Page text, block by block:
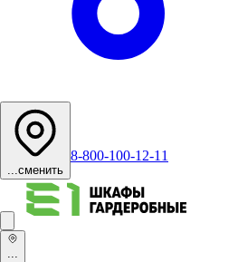
...сменить
8-800-100-12-11
...